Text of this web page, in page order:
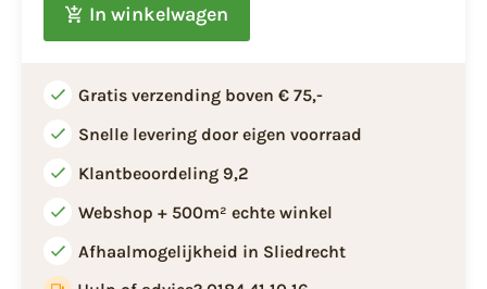
In winkelwagen
Gratis verzending boven € 75,-
Snelle levering door eigen voorraad
Klantbeoordeling 9,2
Webshop + 500m² echte winkel
Afhaalmogelijkheid in Sliedrecht